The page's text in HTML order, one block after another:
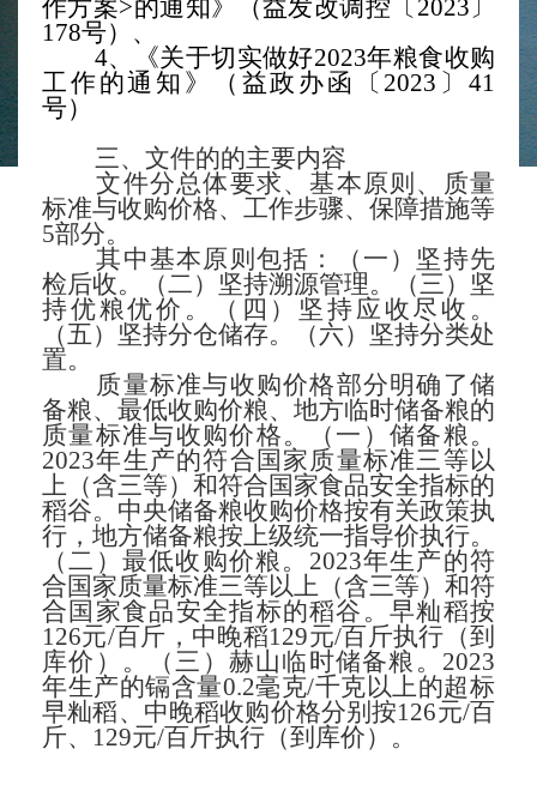
作方案>的通知》
（益发改调控〔 2023〕
178号）、
4、《关于切实做好2023年粮食收购
工作的通知》（益政办函〔2023〕41
号）
三、文件的的主要内容
文件分总体要求、基本原则、质量
标准与收购价格、 工作步骤、保障措施等
5部分。
其中基本原则包括：（一）坚持先
检后收。（二）坚持溯源管理。（三）坚
持优粮优价。（四）坚持应收尽收。
（五）坚持分仓储存。（六）坚持分类处
置。
质量标准与收购价格部分明确了储
备粮、最低收购价粮、 地方临时储备粮的
质量标准与收购价格。（一）储备粮。
2023年生产的符合国家质量标准三等以
上（含三等）和符合国家食品安全指标的
稻谷。中央储备粮收购价格按有关政策执
行， 地方储备粮按上级统一指导价执行。
（二）最低收购价粮。 2023年生产的符
合国家质量标准三等以上（含三等）和符
合国家食品安全指标的稻谷。早籼稻按
126元/百斤 ，中晚稻129元/百斤执行（到
库价）。
（三）赫山临时储备粮。 2023
年生产的镉含量0.2毫克/千克以上的超标
早籼稻、中晚稻收购价格分别按126元/百
斤、129元/百斤执行（到库价）。